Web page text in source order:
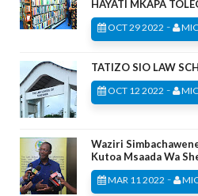
HAYATI MKAPA
OCT 29 2022 -
TATIZO SIO LAW
OCT 12 2022 -
Waziri
Kutoa Msaada Wa
MAR 11 2022 -